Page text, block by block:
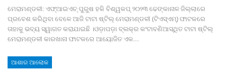
ମେରାମଣ୍ଡଳୀ: ଏଫ୍‌ଆଇଏଚ୍ ପୁରୁଷ ହକି ବିଶ୍ୱକପ୍ ୨୦୨୩ ଢେଙ୍କାନାଳ ଜିଲ୍ଲାରେ
ପ୍ରବେଶ କରିଥିବା ବେଳେ ଆଜି ଟାଟା ଷ୍ଟିଲ୍ ମେରାମଣ୍ଡଳୀ (ଟିଏସ୍‌ଏମ୍‌) ଫାଟକରେ
ତାହାକୁ ଭବ୍ୟ ସ୍ୱାଗତ କରାଯାଇଛି ।ଓଡ଼ାପଡ଼ା ବ୍ଲକ୍‌ର କଂଟାବଣିଆସ୍ଥିତ ଟାଟା ଷ୍ଟିଲ୍
ମେରାମଣ୍ଡଳୀ କାରଖାନା ଫାଟକରେ ଆୟୋଜିତ ଏକ…
ଆଶାର ଆଲୋକ